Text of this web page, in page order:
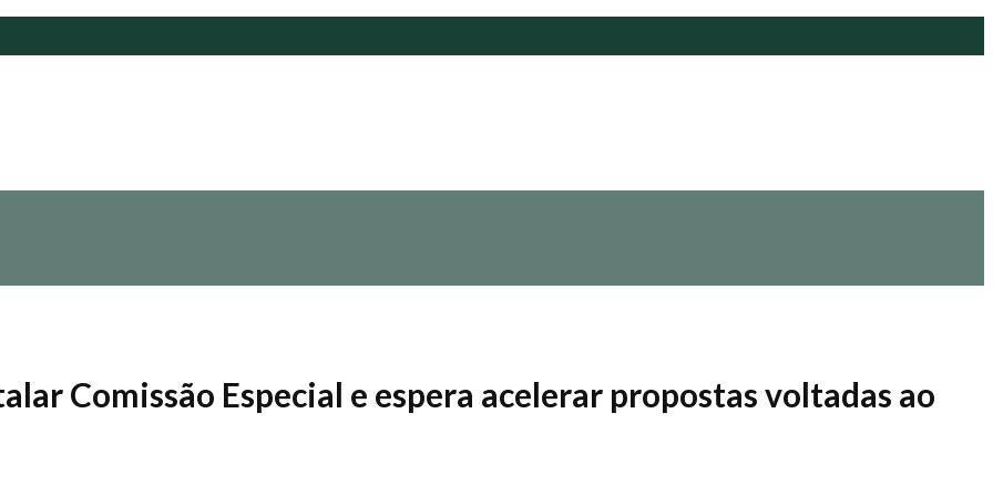
Comissão Especial e espera acelerar propostas voltadas ao